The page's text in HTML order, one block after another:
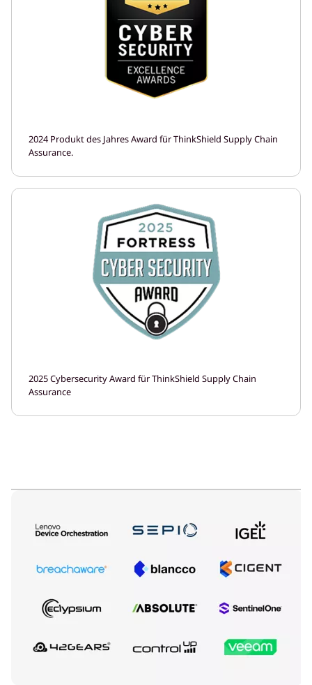
2024 Produkt des Jahres Award für ThinkShield Supply Chain
Assurance.
2025 Cybersecurity Award für ThinkShield Supply Chain
Assurance